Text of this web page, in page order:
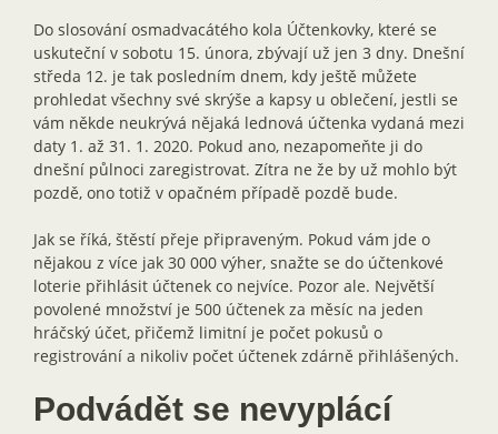
Do slosování osmadvacátého kola Účtenkovky, které se
uskuteční v sobotu 15. února, zbývají už jen 3 dny. Dnešní
středa 12. je tak posledním dnem, kdy ještě můžete
prohledat všechny své skrýše a kapsy u oblečení, jestli se
vám někde neukrývá nějaká lednová účtenka vydaná mezi
daty 1. až 31. 1. 2020. Pokud ano, nezapomeňte ji do
dnešní půlnoci zaregistrovat. Zítra ne že by už mohlo být
pozdě, ono totiž v opačném případě pozdě bude.
Jak se říká, štěstí přeje připraveným. Pokud vám jde o
nějakou z více jak 30 000 výher, snažte se do účtenkové
loterie přihlásit účtenek co nejvíce. Pozor ale. Největší
povolené množství je 500 účtenek za měsíc na jeden
hráčský účet, přičemž limitní je počet pokusů o
registrování a nikoliv počet účtenek zdárně přihlášených.
Podvádět se nevyplácí